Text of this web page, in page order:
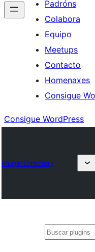
Padróns
Colabora
Equipo
Meetups
Contacto
Homenaxes
Consigue
Consigue WordPress
Plugin Directory
Buscar